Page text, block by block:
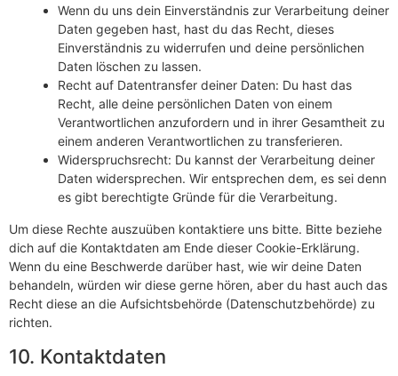
Wenn du uns dein Einverständnis zur Verarbeitung deiner
Daten gegeben hast, hast du das Recht, dieses
Einverständnis zu widerrufen und deine persönlichen
Daten löschen zu lassen.
Recht auf Datentransfer deiner Daten: Du hast das
Recht, alle deine persönlichen Daten von einem
Verantwortlichen anzufordern und in ihrer Gesamtheit zu
einem anderen Verantwortlichen zu transferieren.
Widerspruchsrecht: Du kannst der Verarbeitung deiner
Daten widersprechen. Wir entsprechen dem, es sei denn
es gibt berechtigte Gründe für die Verarbeitung.
Um diese Rechte auszuüben kontaktiere uns bitte. Bitte beziehe
dich auf die Kontaktdaten am Ende dieser Cookie-Erklärung.
Wenn du eine Beschwerde darüber hast, wie wir deine Daten
behandeln, würden wir diese gerne hören, aber du hast auch das
Recht diese an die Aufsichtsbehörde (Datenschutzbehörde) zu
richten.
10. Kontaktdaten